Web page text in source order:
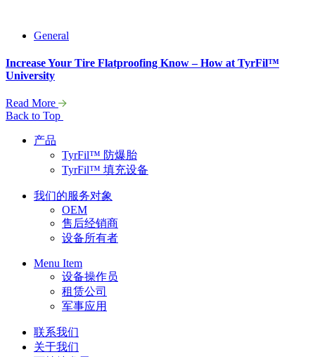
General
Increase Your Tire Flatproofing Know – How at TyrFil™
University
Read More
Back to Top
产品
TyrFil™ 防爆胎
TyrFil™ 填充设备
我们的服务对象
OEM
售后经销商
设备所有者
Menu Item
设备操作员
租赁公司
军事应用
联系我们
关于我们